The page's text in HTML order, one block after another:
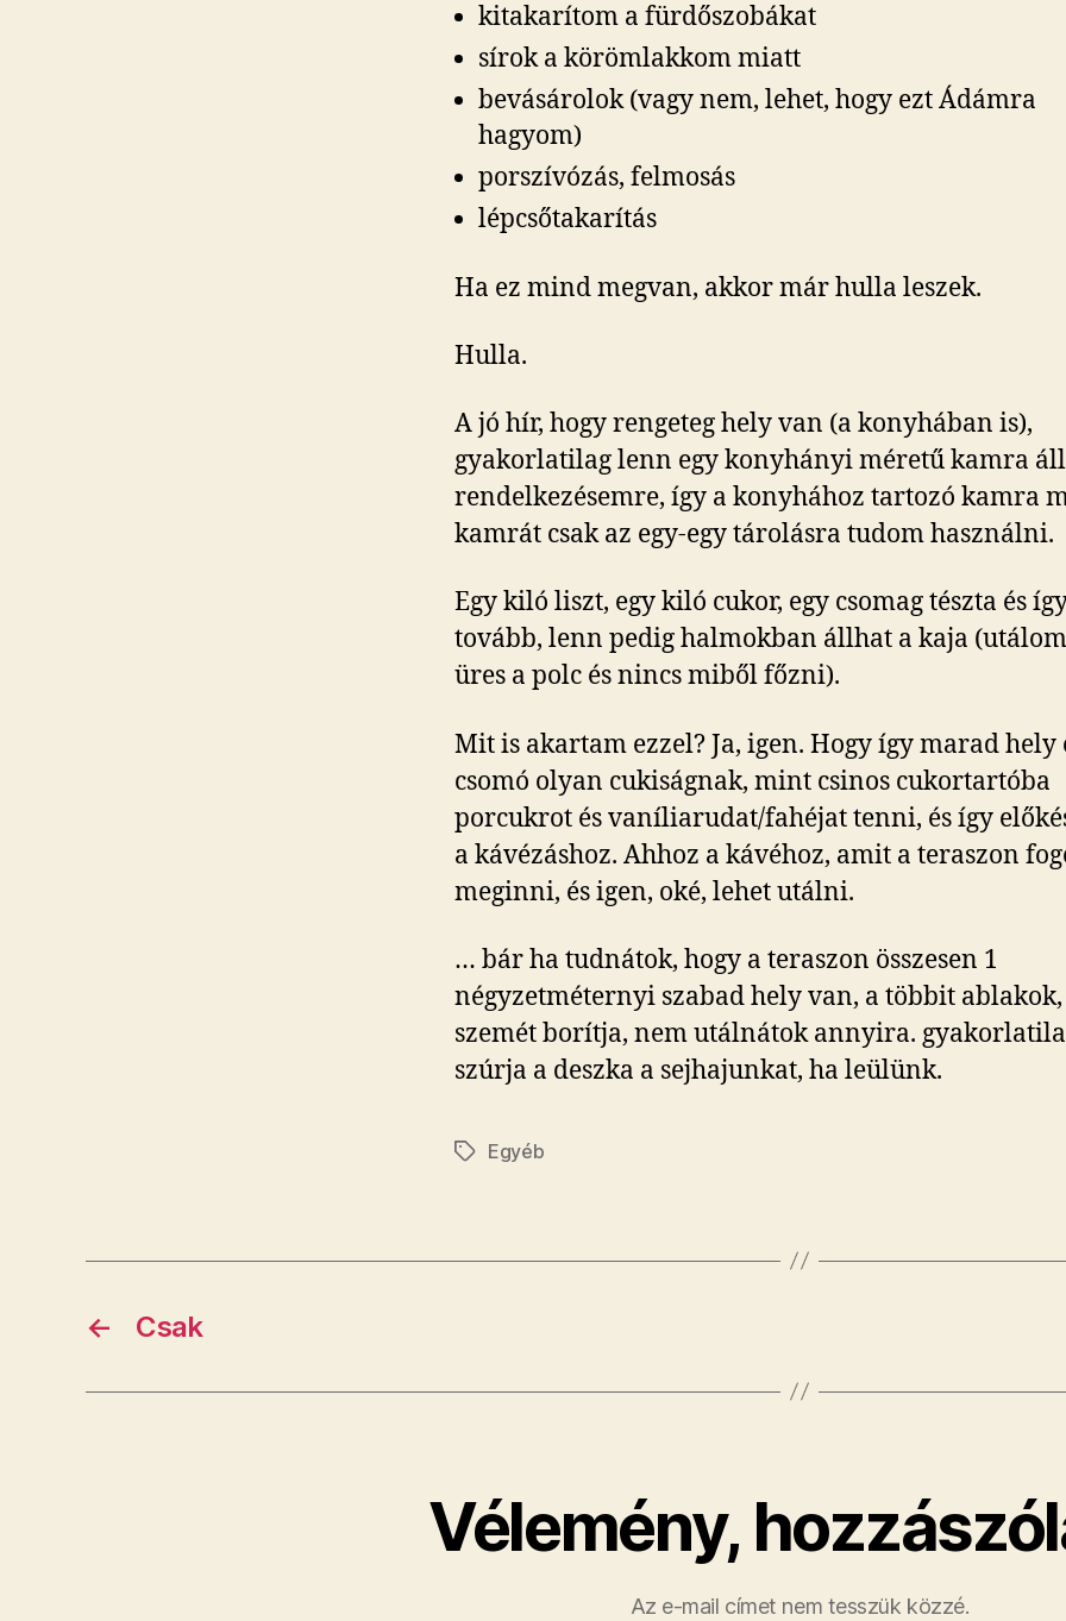
kitakarítom a fürdőszobákat
sírok a körömlakkom miatt
bevásárolok (vagy nem, lehet, hogy ezt Ádámra
hagyom)
porszívózás, felmosás
lépcsőtakarítás
Ha ez mind megvan, akkor már hulla leszek.
Hulla.
A jó hír, hogy rengeteg hely van (a konyhában is),
gyakorlatilag lenn egy konyhányi méretű kamra
rendelkezésemre, így a konyhához tartozó kamra
kamrát csak az egy-egy tárolásra tudom használni.
Egy kiló liszt, egy kiló cukor, egy csomag tészta és
tovább, lenn pedig halmokban állhat a kaja
üres a polc és nincs miből főzni).
Mit is akartam ezzel? Ja, igen. Hogy így marad hely
csomó olyan cukiságnak, mint csinos cukortartóba
porcukrot és vaníliarudat/fahéjat tenni, és így
a kávézáshoz. Ahhoz a kávéhoz, amit a teraszon
meginni, és igen, oké, lehet utálni.
… bár ha tudnátok, hogy a teraszon összesen 1
négyzetméternyi szabad hely van, a többit ablakok,
szemét borítja, nem utálnátok annyira.
szúrja a deszka a sejhajunkat, ha leülünk.
Címkék
Egyéb
← Csak
Vélemény,
Az e-mail címet nem tesszük közzé.